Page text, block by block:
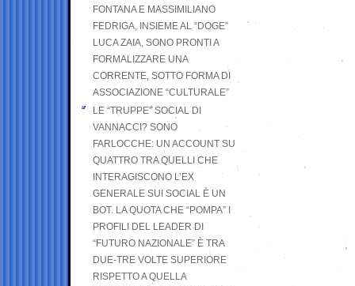
FONTANA E MASSIMILIANO
FEDRIGA, INSIEME AL “DOGE”
LUCA ZAIA, SONO PRONTI A
FORMALIZZARE UNA
CORRENTE, SOTTO FORMA DI
ASSOCIAZIONE “CULTURALE”
LE “TRUPPE” SOCIAL DI
VANNACCI? SONO
FARLOCCHE: UN ACCOUNT SU
QUATTRO TRA QUELLI CHE
INTERAGISCONO L’EX
GENERALE SUI SOCIAL È UN
BOT. LA QUOTA CHE “POMPA” I
PROFILI DEL LEADER DI
“FUTURO NAZIONALE” È TRA
DUE-TRE VOLTE SUPERIORE
RISPETTO A QUELLA